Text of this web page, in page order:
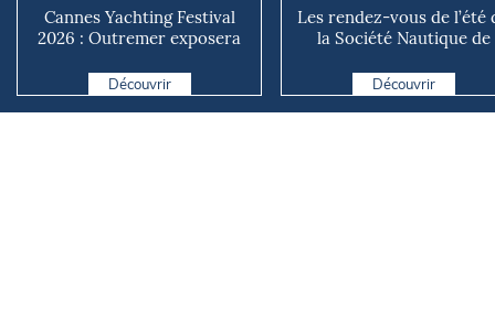
Cannes Yachting Festival
2026 : Outremer exposera
Découvrir
Les rendez-vous de l’été
la Société Nautique de
Découvrir